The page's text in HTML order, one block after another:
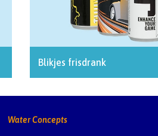
Blikjes frisdrank
Water Concepts